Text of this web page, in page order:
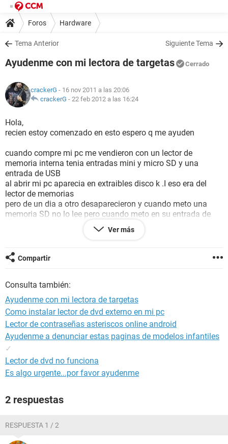
Foros Hardware
Tema Anterior Siguiente Tema
Ayudenme con mi lectora de targetas Cerrado
crackerG - 16 nov 2011 a las 20:06
crackerG - 22 feb 2012 a las 16:24
Hola,
recien estoy comenzado en esto espero q me ayuden
cuando compre mi pc me vendieron con un lector de
memoria interna tenia entradas mini y micro SD y una
entrada de USB
al abrir mi pc aparecia en extraibles disco k .I eso era del
lector de memorias
pero de un dia a otro desaparecieron y cuando meto una
memoria SD no lo lee pero cuando meto en su entrada de
USB un usb si lo lee no se cual es el problema
gracias
Configuración: Windows 7 / Internet Explorer 8.0
Ver más
Compartir
Consulta también:
Ayudenme con mi lectora de targetas
Como instalar lector de dvd externo en mi pc
Lector de contraseñas asteriscos online android
Ayudenme a denunciar estas paginas de modelos infantiles
✓
Lector de dvd no funciona
Es algo urgente...por favor ayudenme
2 respuestas
RESPUESTA 1 / 2